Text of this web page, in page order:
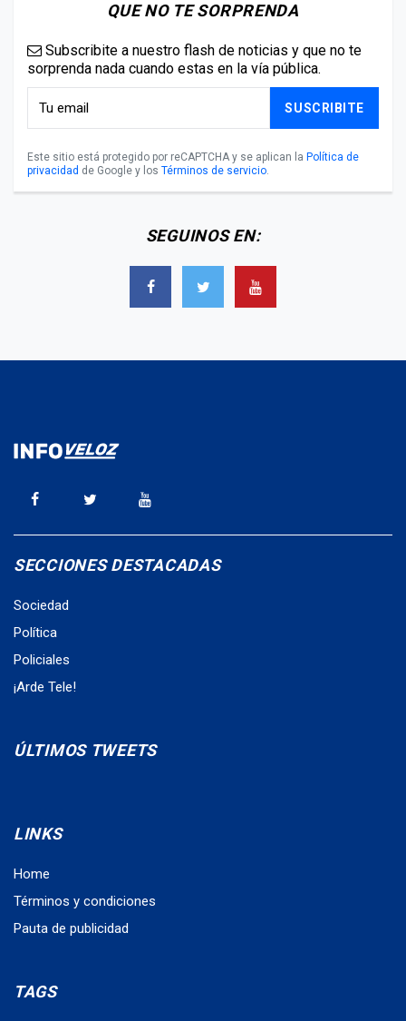
QUE NO TE SORPRENDA
Subscribite a nuestro flash de noticias y que no te
sorprenda nada cuando estas en la vía pública.
SUSCRIBITE
Este sitio está protegido por reCAPTCHA y se aplican la Política de
privacidad de Google y los Términos de servicio.
SEGUINOS EN:
SECCIONES DESTACADAS
Sociedad
Política
Policiales
¡Arde Tele!
ÚLTIMOS TWEETS
LINKS
Home
Términos y condiciones
Pauta de publicidad
TAGS